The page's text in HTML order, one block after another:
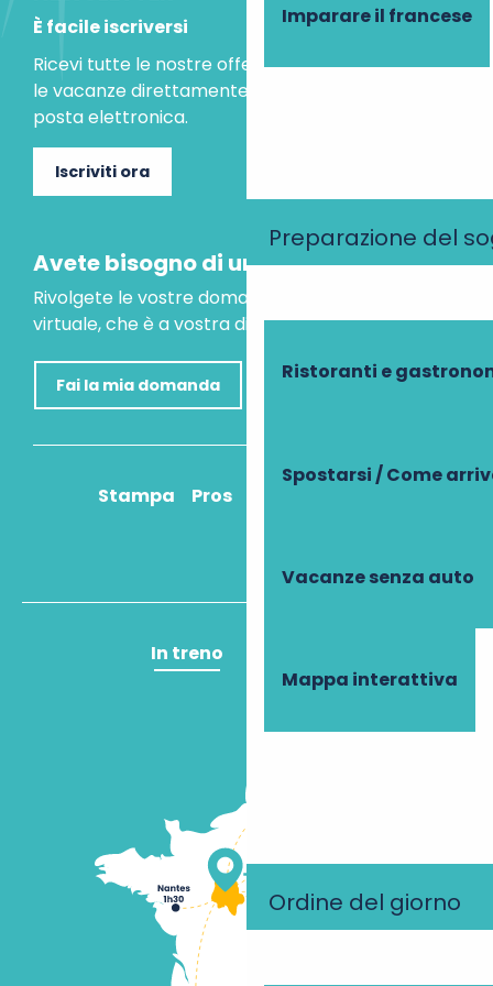
Imparare il francese
Preparazione del
Ristoranti e
Spostarsi / Come
Vacanze senza auto
Mappa interattiva
Ordine del giorno
È facile iscriversi
Ricevi tutte le nostre offerte speciali e le idee per
le vacanze direttamente nella tua casella di
posta elettronica.
Iscriviti ora
Avete bisogno di un consiglio?
Rivolgete le vostre domande al nostro assistente
virtuale, che è a vostra disposizione per aiutarvi.
Fai la mia domanda
Stampa Pros
In treno